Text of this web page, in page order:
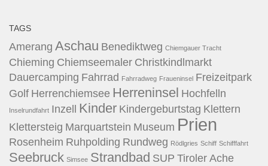
TAGS
Amerang Aschau Benediktweg Chiemgauer Tracht
Chieming Chiemseemaler Christkindlmarkt
Dauercamping Fahrrad Fahrradweg Fraueninsel Freizeitpark
Golf Herrenchiemsee Herreninsel Hochfelln
Inselrundfahrt Inzell Kinder Kindergeburtstag Klettern
Klettersteig Marquartstein Museum Prien
Rosenheim Ruhpolding Rundweg Rödlgries Schiff Schifffahrt
Seebruck Simsee Strandbad SUP Tiroler Ache